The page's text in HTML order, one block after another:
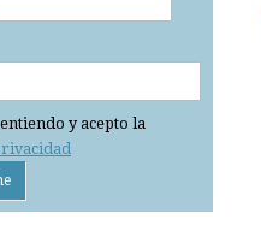
y acepto la